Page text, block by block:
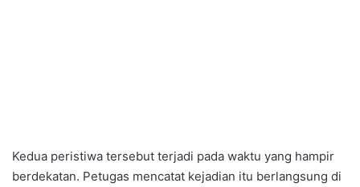
Kedua peristiwa tersebut terjadi pada waktu yang hampir
berdekatan. Petugas mencatat kejadian itu berlangsung di